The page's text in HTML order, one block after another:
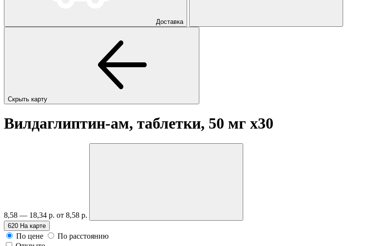
Доставка
Скрыть карту
Вилдаглиптин-ам, таблетки, 50 мг x30
8,58 — 18,34 р. от 8,58 р.
620 На карте
По цене
По расстоянию